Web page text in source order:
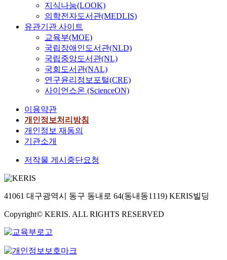
지식나눔(LOOK)
의학전자도서관(MEDLIS)
유관기관 사이트
교육부(MOE)
국립장애인도서관(NLD)
국립중앙도서관(NL)
국회도서관(NAL)
연구윤리정보포털(CRE)
사이언스온 (ScienceON)
이용약관
개인정보처리방침
개인정보 재동의
기관소개
저작물 게시중단요청
41061 대구광역시 동구 동내로 64(동내동1119) KERIS빌딩
Copyright© KERIS. ALL RIGHTS RESERVED